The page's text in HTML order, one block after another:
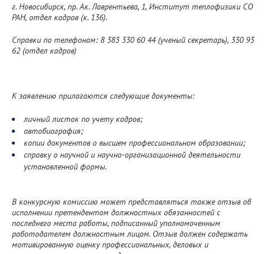
г. Новосибирск, пр. Ак. Лаврентьева, 1, Институт теплофизики СО
РАН, отдел кадров (к. 136).
Справки по телефонам: 8 383 330 60 44 (ученый секретарь), 330 93
62 (отдел кадров)
К заявлению прилагаются следующие документы:
личный листок по учету кадров;
автобиография;
копии документов о высшем профессиональном образовании;
справку о научной и научно-организационной деятельности
установленной формы.
В конкурсную комиссию может представляться также отзыв об
исполнении претендентом должностных обязанностей с
последнего места работы, подписанный уполномоченным
работодателем должностным лицом. Отзыв должен содержать
мотивированную оценку профессиональных, деловых и